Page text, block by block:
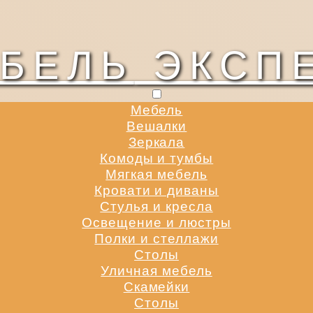
Мебель
Вешалки
Зеркала
Комоды и тумбы
Мягкая мебель
Кровати и диваны
Стулья и кресла
Освещение и люстры
Полки и стеллажи
Столы
Уличная мебель
Скамейки
Столы